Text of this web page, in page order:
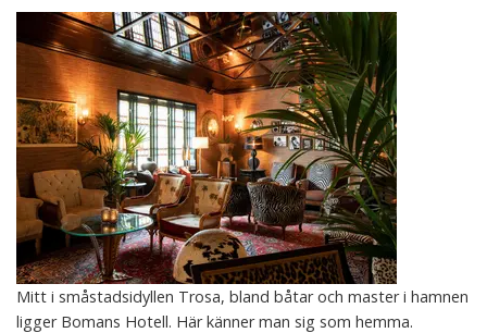
Mitt i småstadsidyllen Trosa, bland båtar och master i hamnen
ligger Bomans Hotell. Här känner man sig som hemma.